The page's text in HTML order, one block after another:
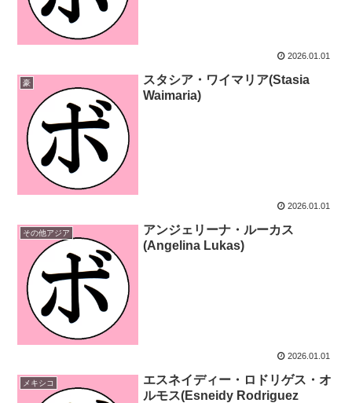
2026.01.01
豪
スタシア・ワイマリア(Stasia
Waimaria)
2026.01.01
その他アジア
アンジェリーナ・ルーカス
(Angelina Lukas)
2026.01.01
メキシコ
エスネイディー・ロドリゲス・オ
ルモス(Esneidy Rodriguez